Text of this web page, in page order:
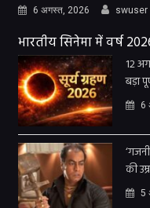
6 अगस्त, 2026 swuser
भारतीय सिनेमा में वर्ष
12
बड़ा
6
की
5